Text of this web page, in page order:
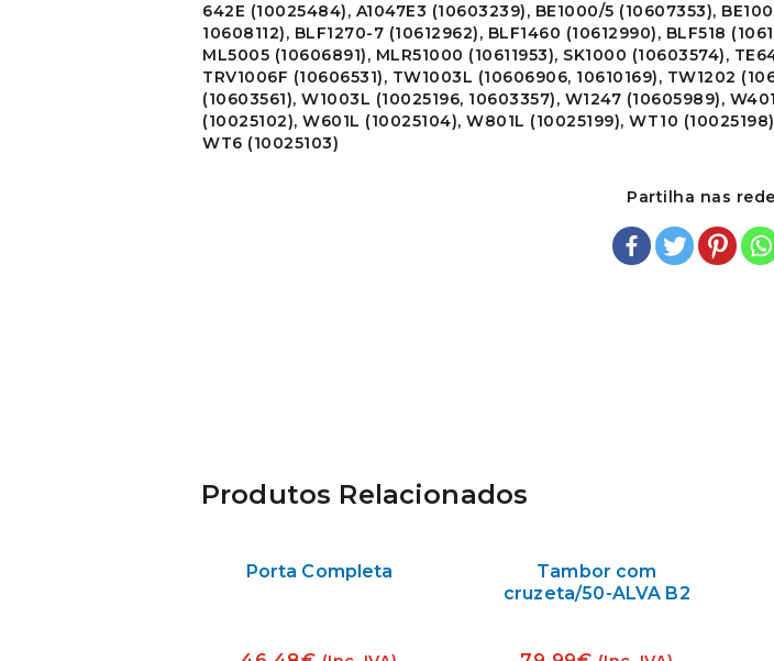
642E (10025484), A1047E3 (10603239), BE1000/5 (10607353),
10608112), BLF1270-7 (10612962), BLF1460 (10612990), BLF518
ML5005 (10606891), MLR51000 (10611953), SK1000 (10603574),
TRV1006F (10606531), TW1003L (10606906, 10610169), TW1202
(10603561), W1003L (10025196, 10603357), W1247 (10605989),
(10025102), W601L (10025104), W801L (10025199), WT10
WT6 (10025103)
Partilha nas
Produtos Relacionados
Porta Completa
Tambor com
cruzeta/50-ALVA B2